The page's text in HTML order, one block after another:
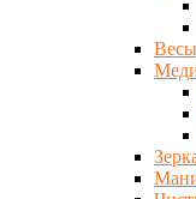
Весы